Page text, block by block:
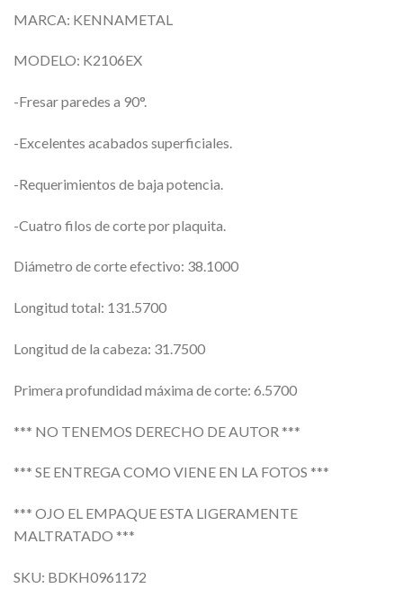
MARCA: KENNAMETAL
MODELO: K2106EX
-Fresar paredes a 90°.
-Excelentes acabados superficiales.
-Requerimientos de baja potencia.
-Cuatro filos de corte por plaquita.
Diámetro de corte efectivo: 38.1000
Longitud total: 131.5700
Longitud de la cabeza: 31.7500
Primera profundidad máxima de corte: 6.5700
*** NO TENEMOS DERECHO DE AUTOR ***
*** SE ENTREGA COMO VIENE EN LA FOTOS ***
*** OJO EL EMPAQUE ESTA LIGERAMENTE
MALTRATADO ***
SKU: BDKH0961172